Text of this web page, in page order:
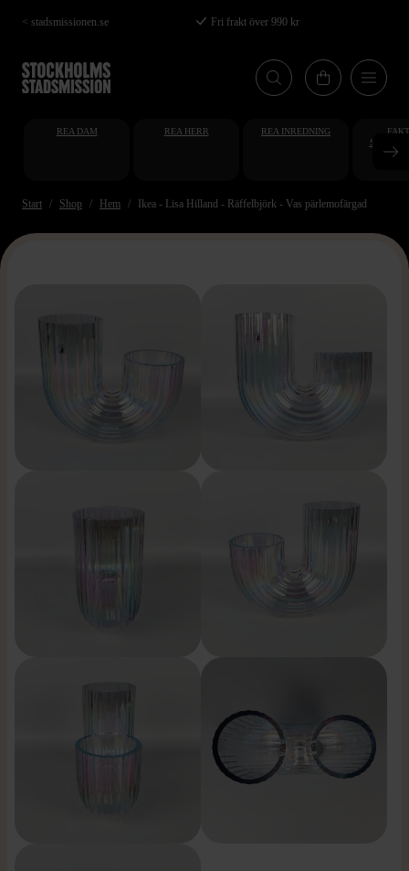
Hoppa
till
huvudinnehåll
< stadsmissionen.se Fri frakt över 990 kr
REA DAM REA HERR REA INREDNING
Start Shop Hem Ikea - Lisa Hilland - Räffelbjörk - Vas pärlemofärgad